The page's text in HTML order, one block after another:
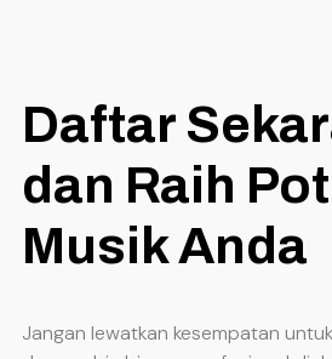
Daftar
dan Raih
Musik Anda
Jangan lewatkan kesempatan